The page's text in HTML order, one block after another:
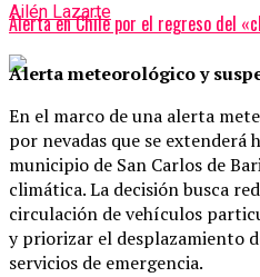
Alerta en Chile por el regreso del
Ailén Lazarte
Alerta meteorológico y
En el marco de una alerta
por nevadas que se extenderá
municipio de San Carlos de
climática. La decisión busca
circulación de vehículos
y priorizar el desplazamiento
servicios de emergencia.